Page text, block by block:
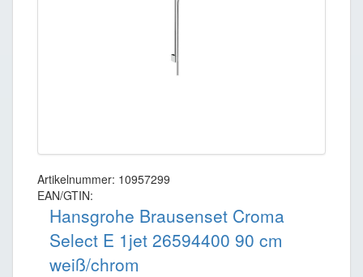
Artikelnummer: 10957299
EAN/GTIN:
Hansgrohe Brausenset Croma
Select E 1jet 26594400 90 cm
weiß/chrom